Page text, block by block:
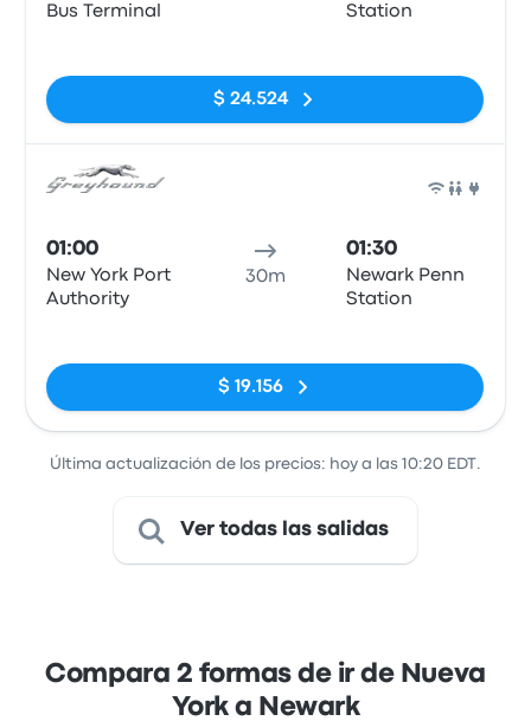
Bus Terminal
Station
$ 24.524
01:00
New York Port
Authority
30m
01:30
Newark Penn
Station
$ 19.156
Última actualización de los precios: hoy a las 10:20 EDT.
Ver todas las salidas
Compara 2 formas de ir de Nueva
York a Newark